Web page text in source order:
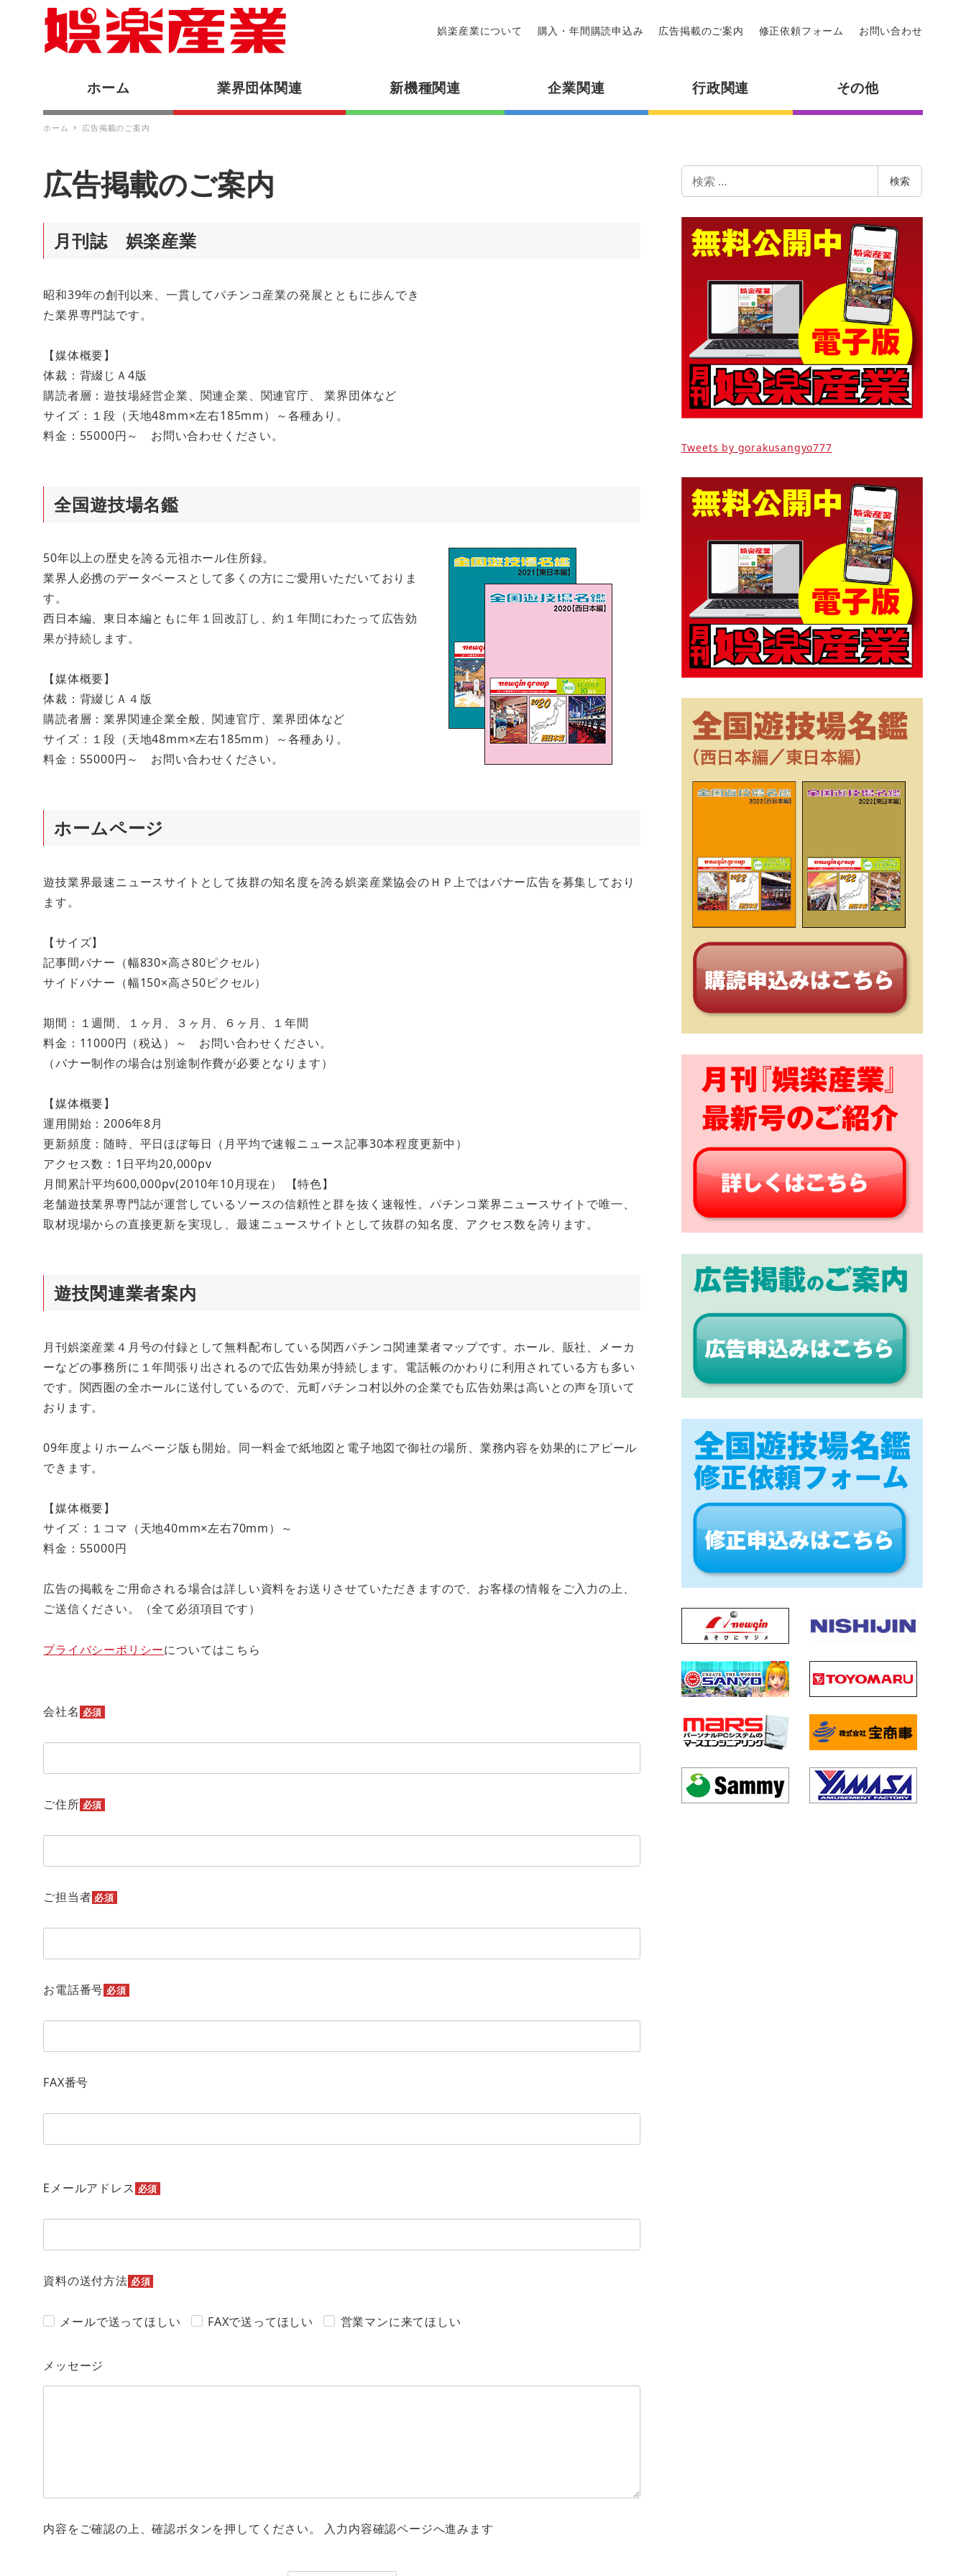
娯楽産業について 購入・年間購読申込み 広告掲載のご案内 修正依頼フォーム お問い合わせ
ホーム 業界団体関連 新機種関連 企業関連 行政関連 その他
ホーム 広告掲載のご案内
広告掲載のご案内
月刊誌 娯楽産業
昭和39年の創刊以来、一貫してパチンコ産業の発展とともに歩んでき
た業界専門誌です。
【媒体概要】
体裁：背綴じＡ4版
購読者層：遊技場経営企業、関連企業、関連官庁、 業界団体など
サイズ：１段（天地48mm×左右185mm）～各種あり。
料金：55000円～ お問い合わせください。
全国遊技場名鑑
50年以上の歴史を誇る元祖ホール住所録。
業界人必携のデータベースとして多くの方にご愛用いただいておりま
す。
西日本編、東日本編ともに年１回改訂し、約１年間にわたって広告効
果が持続します。
【媒体概要】
体裁：背綴じＡ４版
購読者層：業界関連企業全般、関連官庁、業界団体など
サイズ：１段（天地48mm×左右185mm）～各種あり。
料金：55000円～ お問い合わせください。
ホームページ
遊技業界最速ニュースサイトとして抜群の知名度を誇る娯楽産業協会のＨＰ上ではバナー広告を募集しており
ます。
【サイズ】
記事間バナー（幅830×高さ80ピクセル）
サイドバナー（幅150×高さ50ピクセル）
期間：１週間、１ヶ月、３ヶ月、６ヶ月、１年間
料金：11000円（税込）～ お問い合わせください。
（バナー制作の場合は別途制作費が必要となります）
【媒体概要】
運用開始：2006年8月
更新頻度：随時、平日ほぼ毎日（月平均で速報ニュース記事30本程度更新中）
アクセス数：1日平均20,000pv
月間累計平均600,000pv(2010年10月現在） 【特色】
老舗遊技業界専門誌が運営しているソースの信頼性と群を抜く速報性。パチンコ業界ニュースサイトで唯一、
取材現場からの直接更新を実現し、最速ニュースサイトとして抜群の知名度、アクセス数を誇ります。
遊技関連業者案内
月刊娯楽産業４月号の付録として無料配布している関西パチンコ関連業者マップです。ホール、販社、メーカ
ーなどの事務所に１年間張り出されるので広告効果が持続します。電話帳のかわりに利用されている方も多い
です。関西圏の全ホールに送付しているので、元町パチンコ村以外の企業でも広告効果は高いとの声を頂いて
おります。
09年度よりホームページ版も開始。同一料金で紙地図と電子地図で御社の場所、業務内容を効果的にアピール
できます。
【媒体概要】
サイズ：１コマ（天地40mm×左右70mm）～
料金：55000円
広告の掲載をご用命される場合は詳しい資料をお送りさせていただきますので、お客様の情報をご入力の上、
ご送信ください。（全て必須項目です）
プライバシーポリシーについてはこちら
会社名 必須
ご住所 必須
ご担当者 必須
お電話番号 必須
FAX番号
Eメールアドレス 必須
資料の送付方法 必須
メールで送ってほしい FAXで送ってほしい 営業マンに来てほしい
メッセージ
内容をご確認の上、確認ボタンを押してください。 入力内容確認ページへ進みます
索
検索
Tweets by gorakusangyo777